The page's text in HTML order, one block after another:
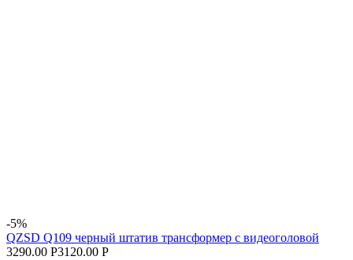
-5%
QZSD Q109 черный штатив трансформер с видеоголовой
3290.00 Р3120.00 Р